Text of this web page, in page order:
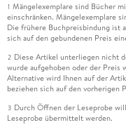
1 Mängelexemplare sind Bücher
einschränken. Mängelexemplare
Die frühere Buchpreisbindung ist
sich auf den gebundenen Preis
2 Diese Artikel unterliegen nicht
wurde aufgehoben oder der Preis
Alternative wird Ihnen auf der
beziehen sich auf den vorherigen
3 Durch Öffnen der Leseprobe
Leseprobe übermittelt werden.